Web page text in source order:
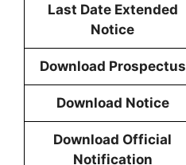
Last Date Extended
Notice
Download Prospectus
Download Notice
Download Official
Notification